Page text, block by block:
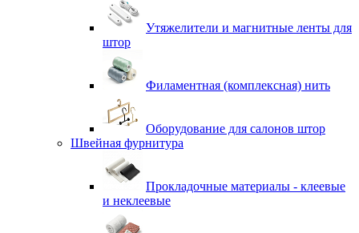
Утяжелители и магнитные ленты для
штор
Филаментная (комплексная) нить
Оборудование для салонов штор
Швейная фурнитура
Прокладочные материалы - клеевые
и неклеевые